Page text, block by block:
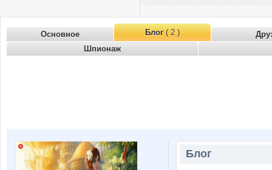
Основное Блог( 2 )
Шпионаж
Блог